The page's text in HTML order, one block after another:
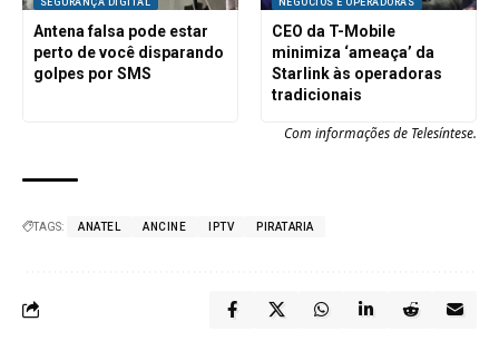
Antena falsa pode estar
perto de você disparando
golpes por SMS
CEO da T-Mobile
minimiza ‘ameaça’ da
Starlink às operadoras
tradicionais
Com informações de Telesíntese.
TAGS: ANATEL ANCINE IPTV PIRATARIA